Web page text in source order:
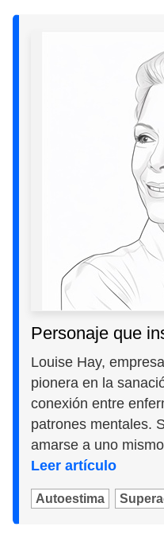
Personaje que
Louise Hay,
pionera en la
conexión entre
patrones mentales.
amarse a uno
Leer artículo
Autoestima